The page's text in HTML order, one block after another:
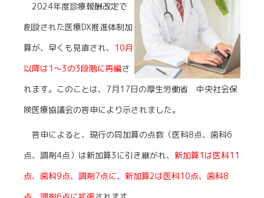
2024年度診療報酬改定で
創設された医療DX推進体制加
算が、早くも見直され、
10月
以降は1～3の3段階に再編さ
れます。このことは、7月17日の厚生労働省 中央社会保
険医療協議会の答申により示されました。
答申によると、現行の同加算の点数（医科8点、歯科6
点、調剤4点）は新加算3に引き継がれ、 新加算1は医科11
点、歯科9点、調剤7点に、新加算2は医科10点、歯科8